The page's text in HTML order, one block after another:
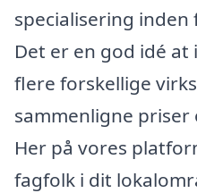
specialisering
Det er en god idé
flere forskellige
sammenligne priser
Her på vores
fagfolk i dit